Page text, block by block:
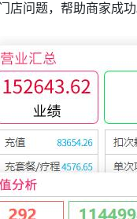
店问题，帮助商家成